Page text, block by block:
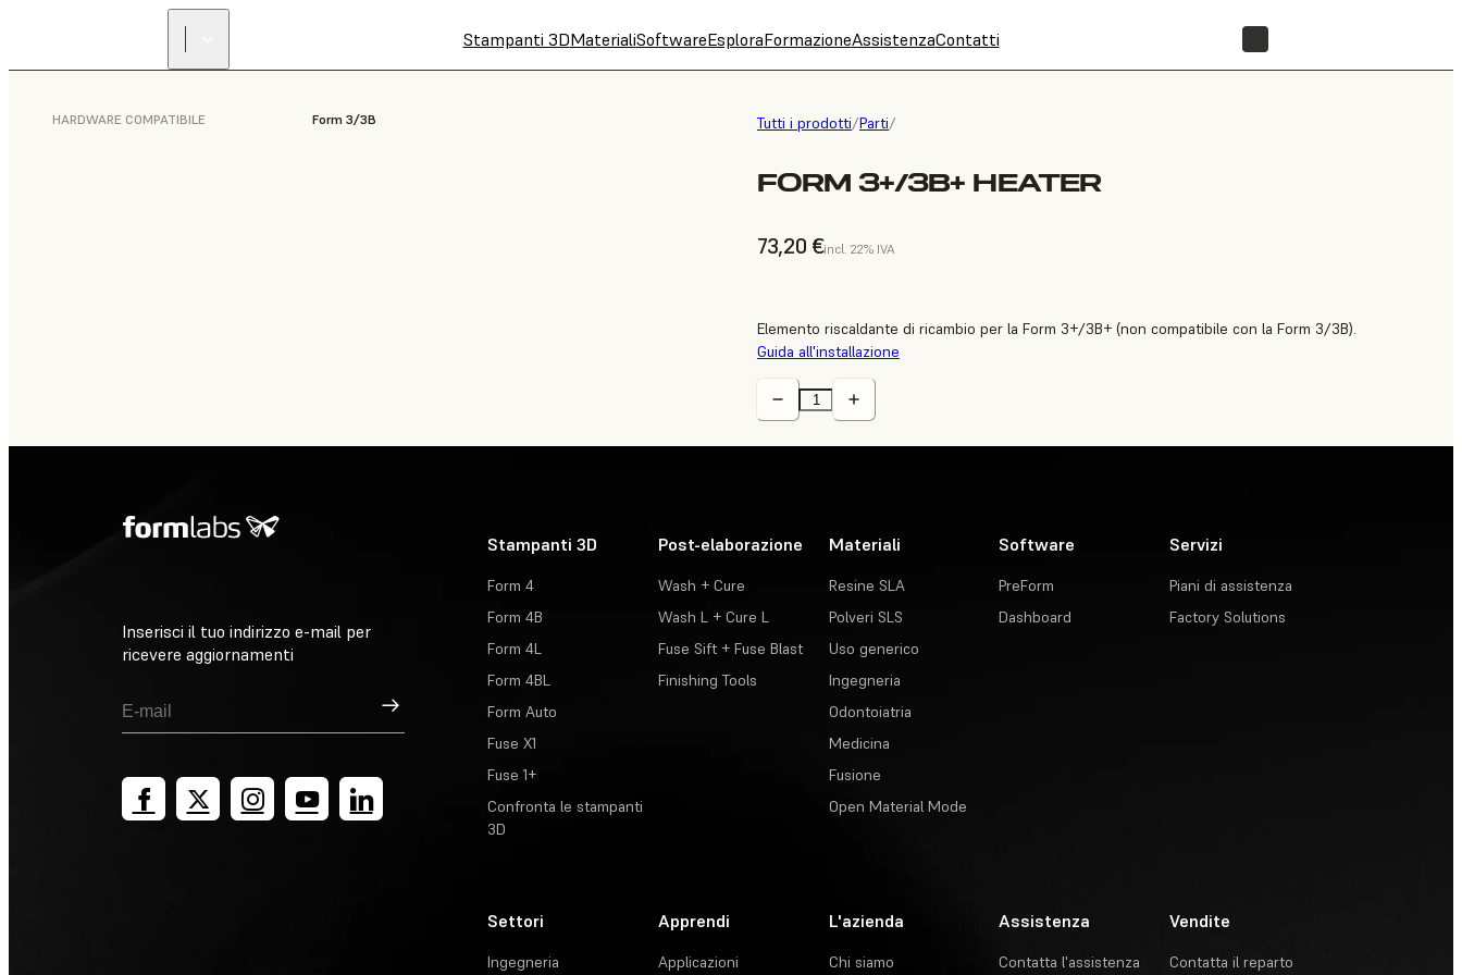
Stampanti 3DMaterialiSoftwareEsploraFormazioneAssistenzaContatti
Tutti i prodotti/Parti/
FORM 3+/3B+ HEATER
73,20 €incl. 22% IVA
HARDWARE COMPATIBILE Form 3/3B
Elemento riscaldante di ricambio per la Form 3+/3B+ (non compatibile con la Form 3/3B).
Guida all'installazione
Inserisci il tuo indirizzo e-mail per
ricevere aggiornamenti
Registrati
Stampanti 3D
Form 4
Form 4B
Form 4L
Form 4BL
Form Auto
Fuse X1
Fuse 1+
Confronta le stampanti
3D
Post-elaborazione
Wash + Cure
Wash L + Cure L
Fuse Sift + Fuse Blast
Finishing Tools
Materiali
Resine SLA
Polveri SLS
Uso generico
Ingegneria
Odontoiatria
Medicina
Fusione
Open Material Mode
Software
PreForm
Dashboard
Servizi
Piani di assistenza
Factory Solutions
Settori
Ingegneria
Apprendi
Applicazioni
L'azienda
Chi siamo
Assistenza
Contatta l'assistenza
Vendite
Contatta il reparto